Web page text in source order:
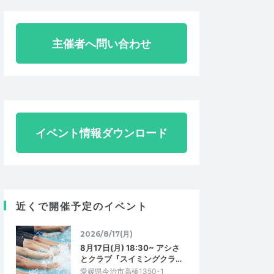
主催者へ問い合わせ
イベント情報ダウンロード
近くで開催予定のイベント
2026/8/17(月)
8月17日(月) 18:30~ アシさ
とクラブ『スイミングクラ…
愛媛県今治市高橋1350-1